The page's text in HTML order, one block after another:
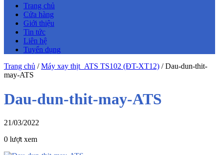
Trang chủ
Cửa hàng
Giới thiệu
Tin tức
Liên hệ
Tuyển dụng
Trang chủ /Máy xay thịt ATS TS102 (ĐT-XT12) /Dau-dun-thit-
may-ATS
Dau-dun-thit-may-ATS
21/03/2022
0 lượt xem